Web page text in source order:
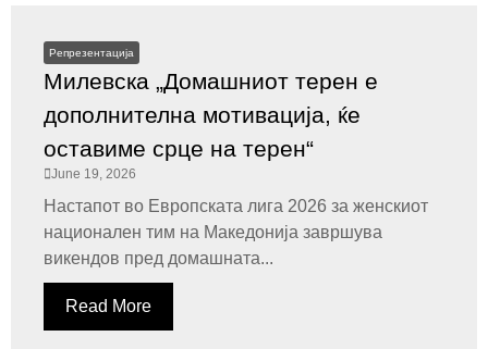
Репрезентација
Милевска „Домашниот терен е
дополнителна мотивација, ќе
оставиме срце на терен“
June 19, 2026
Настапот во Европската лига 2026 за женскиот
национален тим на Македонија завршува
викендов пред домашната...
Read More